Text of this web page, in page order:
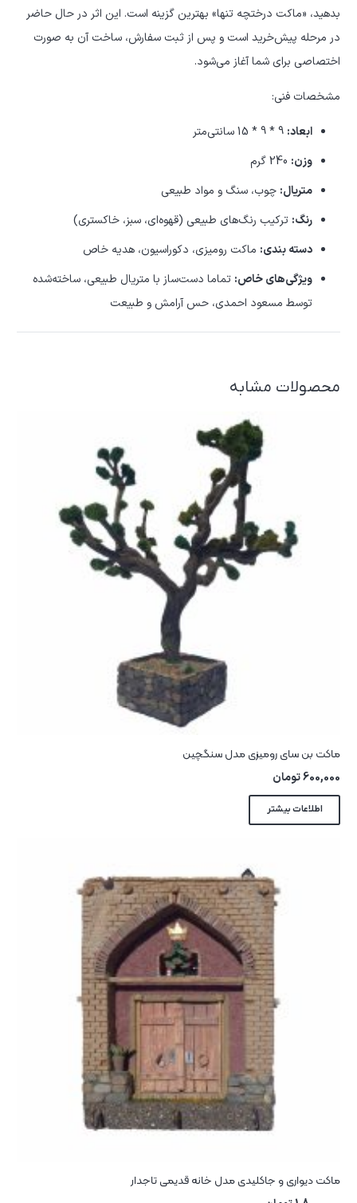
بدهید، «ماکت درختچه تنها» بهترین گزینه است. این اثر در حال حاضر
در مرحله پیش‌خرید است و پس از ثبت سفارش، ساخت آن به صورت
اختصاصی برای شما آغاز می‌شود.
مشخصات فنی:
ابعاد:
وزن:
متریال: چوب، سنگ و مواد طبیعی
رنگ: ترکیب رنگ‌های طبیعی (قهوه‌ای، سبز، خاکستری)
دسته بندی: ماکت رومیزی، دکوراسیون، هدیه خاص
ویژگی‌های خاص: تماما دست‌ساز با متریال طبیعی، ساخته‌شده
توسط مسعود احمدی، حس آرامش و طبیعت
محصولات مشابه
ماکت بن سای رومیزی مدل سنگچین
600,000تومان
اطلاعات بیشتر
ماکت دیواری و جاکلیدی مدل خانه قدیمی تاجدار